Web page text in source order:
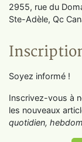
2955, rue du
Ste-Adèle, Qc
Soyez informé !
Inscrivez-vous à
les nouveaux
quotidien,